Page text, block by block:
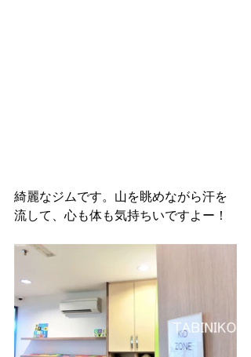
綺麗なジムです。山を眺めながら汗を
流して、心も体も気持ちいですよー！